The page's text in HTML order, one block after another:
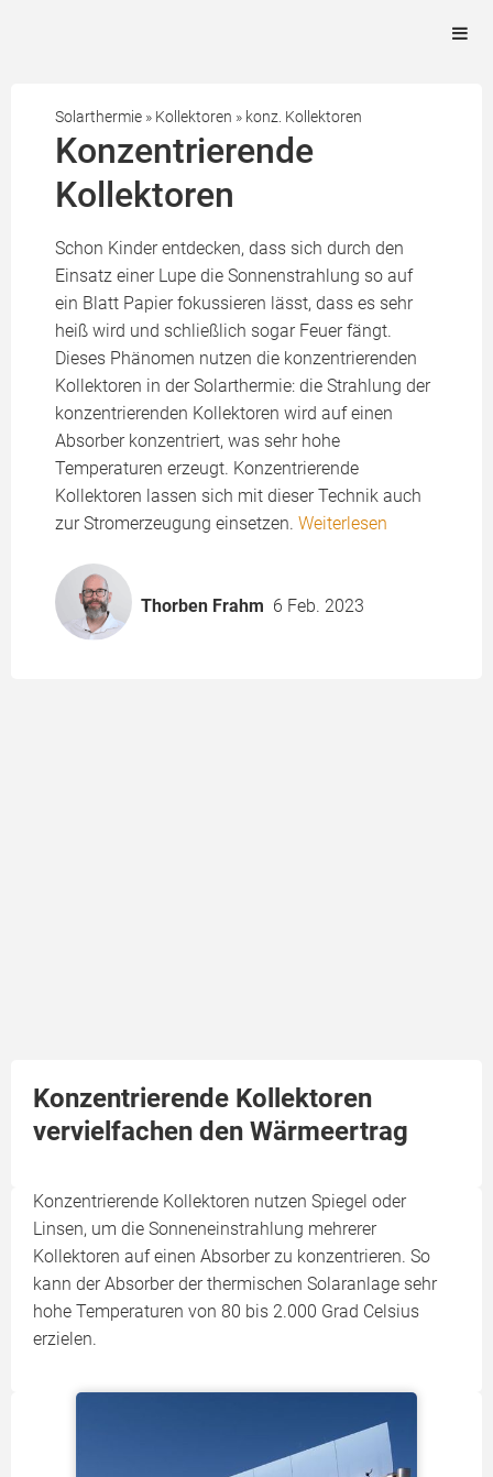
Solarthermie » Kollektoren » konz. Kollektoren
Konzentrierende
Kollektoren
Schon Kinder entdecken, dass sich durch den
Einsatz einer Lupe die Sonnenstrahlung so auf
ein Blatt Papier fokussieren lässt, dass es sehr
heiß wird und schließlich sogar Feuer fängt.
Dieses Phänomen nutzen die konzentrierenden
Kollektoren in der Solarthermie: die Strahlung der
konzentrierenden Kollektoren wird auf einen
Absorber konzentriert, was sehr hohe
Temperaturen erzeugt. Konzentrierende
Kollektoren lassen sich mit dieser Technik auch
zur Stromerzeugung einsetzen. Weiterlesen
Thorben Frahm 6 Feb. 2023
Konzentrierende Kollektoren
vervielfachen den Wärmeertrag
Konzentrierende Kollektoren nutzen Spiegel oder
Linsen, um die Sonneneinstrahlung mehrerer
Kollektoren auf einen Absorber zu konzentrieren. So
kann der Absorber der thermischen Solaranlage sehr
hohe Temperaturen von 80 bis 2.000 Grad Celsius
erzielen.